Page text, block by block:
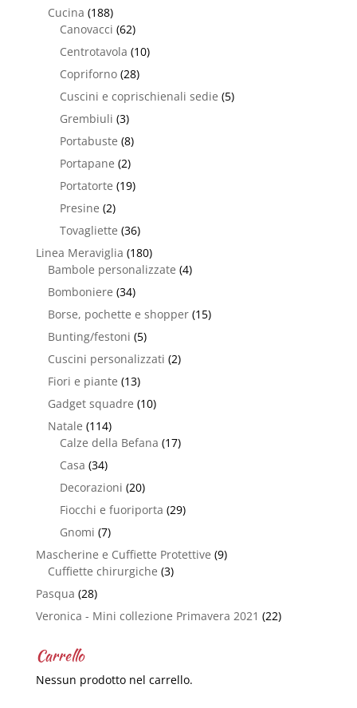
Cucina (188)
Canovacci (62)
Centrotavola (10)
Copriforno (28)
Cuscini e coprischienali sedie (5)
Grembiuli (3)
Portabuste (8)
Portapane (2)
Portatorte (19)
Presine (2)
Tovagliette (36)
Linea Meraviglia (180)
Bambole personalizzate (4)
Bomboniere (34)
Borse, pochette e shopper (15)
Bunting/festoni (5)
Cuscini personalizzati (2)
Fiori e piante (13)
Gadget squadre (10)
Natale (114)
Calze della Befana (17)
Casa (34)
Decorazioni (20)
Fiocchi e fuoriporta (29)
Gnomi (7)
Mascherine e Cuffiette Protettive (9)
Cuffiette chirurgiche (3)
Pasqua (28)
Veronica - Mini collezione Primavera 2021 (22)
Carrello
Nessun prodotto nel carrello.